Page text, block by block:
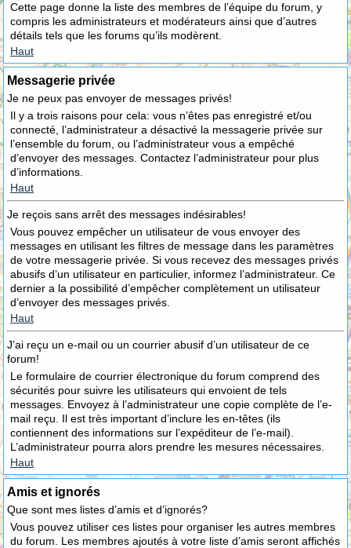
Cette page donne la liste des membres de l’équipe du forum, y
compris les administrateurs et modérateurs ainsi que d’autres
détails tels que les forums qu’ils modèrent.
Haut
Messagerie privée
Je ne peux pas envoyer de messages privés!
Il y a trois raisons pour cela: vous n’êtes pas enregistré et/ou
connecté, l’administrateur a désactivé la messagerie privée sur
l’ensemble du forum, ou l’administrateur vous a empêché
d’envoyer des messages. Contactez l’administrateur pour plus
d’informations.
Haut
Je reçois sans arrêt des messages indésirables!
Vous pouvez empêcher un utilisateur de vous envoyer des
messages en utilisant les filtres de message dans les paramètres
de votre messagerie privée. Si vous recevez des messages privés
abusifs d’un utilisateur en particulier, informez l’administrateur. Ce
dernier a la possibilité d’empêcher complètement un utilisateur
d’envoyer des messages privés.
Haut
J’ai reçu un e-mail ou un courrier abusif d’un utilisateur de ce
forum!
Le formulaire de courrier électronique du forum comprend des
sécurités pour suivre les utilisateurs qui envoient de tels
messages. Envoyez à l’administrateur une copie complète de l’e-
mail reçu. Il est très important d’inclure les en-têtes (ils
contiennent des informations sur l’expéditeur de l’e-mail).
L’administrateur pourra alors prendre les mesures nécessaires.
Haut
Amis et ignorés
Que sont mes listes d’amis et d’ignorés?
Vous pouvez utiliser ces listes pour organiser les autres membres
du forum. Les membres ajoutés à votre liste d’amis seront affichés